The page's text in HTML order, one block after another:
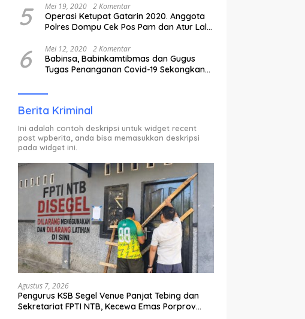
5 Mei 19, 2020 2 Komentar
Operasi Ketupat Gatarin 2020. Anggota
Polres Dompu Cek Pos Pam dan Atur Lalu
6 Mei 12, 2020 2 Komentar
Babinsa, Babinkamtibmas dan Gugus
Tugas Penanganan Covid-19 Sekongkang
ODP.
Berita Kriminal
Ini adalah contoh deskripsi untuk widget recent
post wpberita, anda bisa memasukkan deskripsi
pada widget ini.
Agustus 7, 2026
Pengurus KSB Segel Venue Panjat Tebing dan
Sekretariat FPTI NTB, Kecewa Emas Porprov